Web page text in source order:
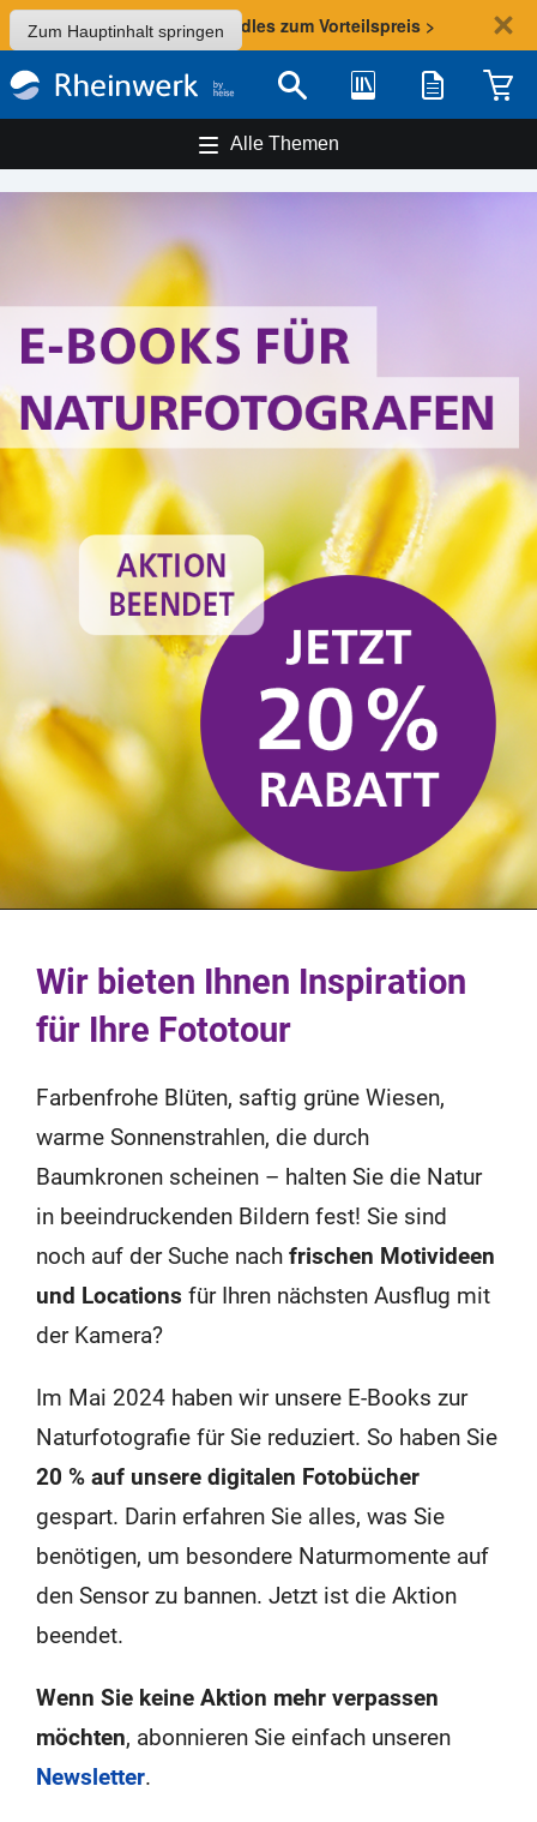
Zum Hauptinhalt springen
Sommer-Aktion: Bundles zum Vorteilspreis >
Suche Bibliothek Merkliste
Alle Themen
Wir bieten Ihnen Inspiration
für Ihre Fototour
Farbenfrohe Blüten, saftig grüne Wiesen,
warme Sonnenstrahlen, die durch
Baumkronen scheinen – halten Sie die Natur
in beeindruckenden Bildern fest! Sie sind
noch auf der Suche nach frischen Motivideen
und Locations für Ihren nächsten Ausflug mit
der Kamera?
Im Mai 2024 haben wir unsere E-Books zur
Naturfotografie für Sie reduziert. So haben Sie
20 % auf unsere digitalen Fotobücher
gespart. Darin erfahren Sie alles, was Sie
benötigen, um besondere Naturmomente auf
den Sensor zu bannen. Jetzt ist die Aktion
beendet.
Wenn Sie keine Aktion mehr verpassen
möchten, abonnieren Sie einfach unseren
Newsletter.